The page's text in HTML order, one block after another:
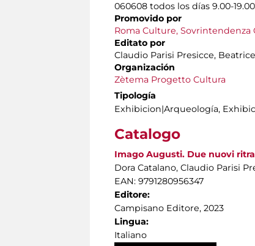
060608 todos los días 9.00-
Promovido por
Roma Culture,
Editato por
Claudio Parisi Presicce,
Organización
Zètema Progetto Cultura
Tipología
Exhibicion|Arqueología,
Catalogo
Imago Augusti. Due nuovi
Dora Catalano, Claudio Parisi
EAN: 9791280956347
Editore:
Campisano Editore, 2023
Lingua:
Italiano